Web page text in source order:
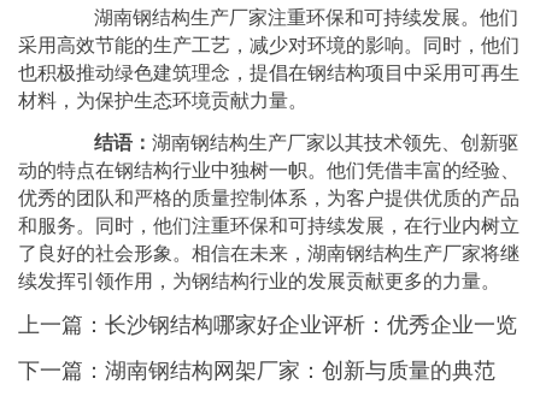
湖南钢结构生产厂家注重环保和可持续发展。他们
采用高效节能的生产工艺，减少对环境的影响。同时，他们
也积极推动绿色建筑理念，提倡在钢结构项目中采用可再生
材料，为保护生态环境贡献力量。
结语： 湖南钢结构生产厂家以其技术领先、创新驱
动的特点在钢结构行业中独树一帜。他们凭借丰富的经验、
优秀的团队和严格的质量控制体系，为客户提供优质的产品
和服务。同时，他们注重环保和可持续发展，在行业内树立
了良好的社会形象。相信在未来，湖南钢结构生产厂家将继
续发挥引领作用，为钢结构行业的发展贡献更多的力量。
上一篇： 长沙钢结构哪家好企业评析：优秀企业一览
下一篇： 湖南钢结构网架厂家：创新与质量的典范